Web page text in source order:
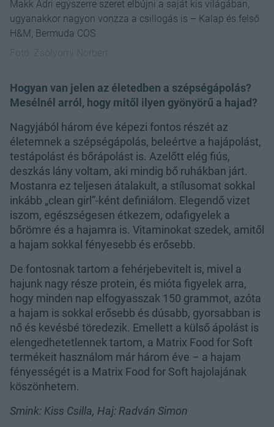
Makk Adri egyszerre szeret elbújni a saját kis világában,
ugyanakkor nagyon vonzza a csillogás is – Kalap és felső
H&M, Bermuda COS
Hogyan van jelen az életedben a szépségápolás?
Mesélnél arról, hogy mitől ilyen gyönyörű a hajad?
Nagyjából három éve képezi fontos részét az
életemnek a szépségápolás, beleértve a hajápolást,
testápolást és bőrápolást is. Azelőtt elég fiús,
deszkás lány voltam, aki mindig bő ruhákban járt.
Mostanra ez teljesen átalakult, a stílusomat sokkal
inkább „clean girl”-ként definiálom. Elegendő vizet
iszom, egészségesen étkezem, odafigyelek a
bőrömre és a hajamra is. Vitaminokat szedek, amitől
a hajam sokkal fényesebb és erősebb.
De fontosnak tartom a fehérjebevitelt is, mivel a
hajunk nagy része protein, és mióta figyelek arra,
hogy minden nap elfogyasszak 150 grammot, azóta
a hajam is sokkal erősebb és dúsabb, gyorsabban is
nő és kevésbé töredezik. Emellett a külső ápolást is
elengedhetetlennek tartom, a Matrix Food for Soft
termékeit használom már három éve – a hajam
fényességét is a Matrix Food for Soft hajolajának
köszönhetem.
Smink: Kiss Csilla, Haj: Radván Simon